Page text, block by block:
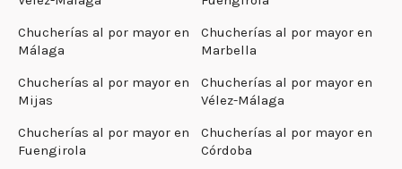
Chucherías al por mayor en
Málaga
Chucherías al por mayor en
Marbella
Chucherías al por mayor en
Mijas
Chucherías al por mayor en
Vélez-Málaga
Chucherías al por mayor en
Fuengirola
Chucherías al por mayor en
Córdoba